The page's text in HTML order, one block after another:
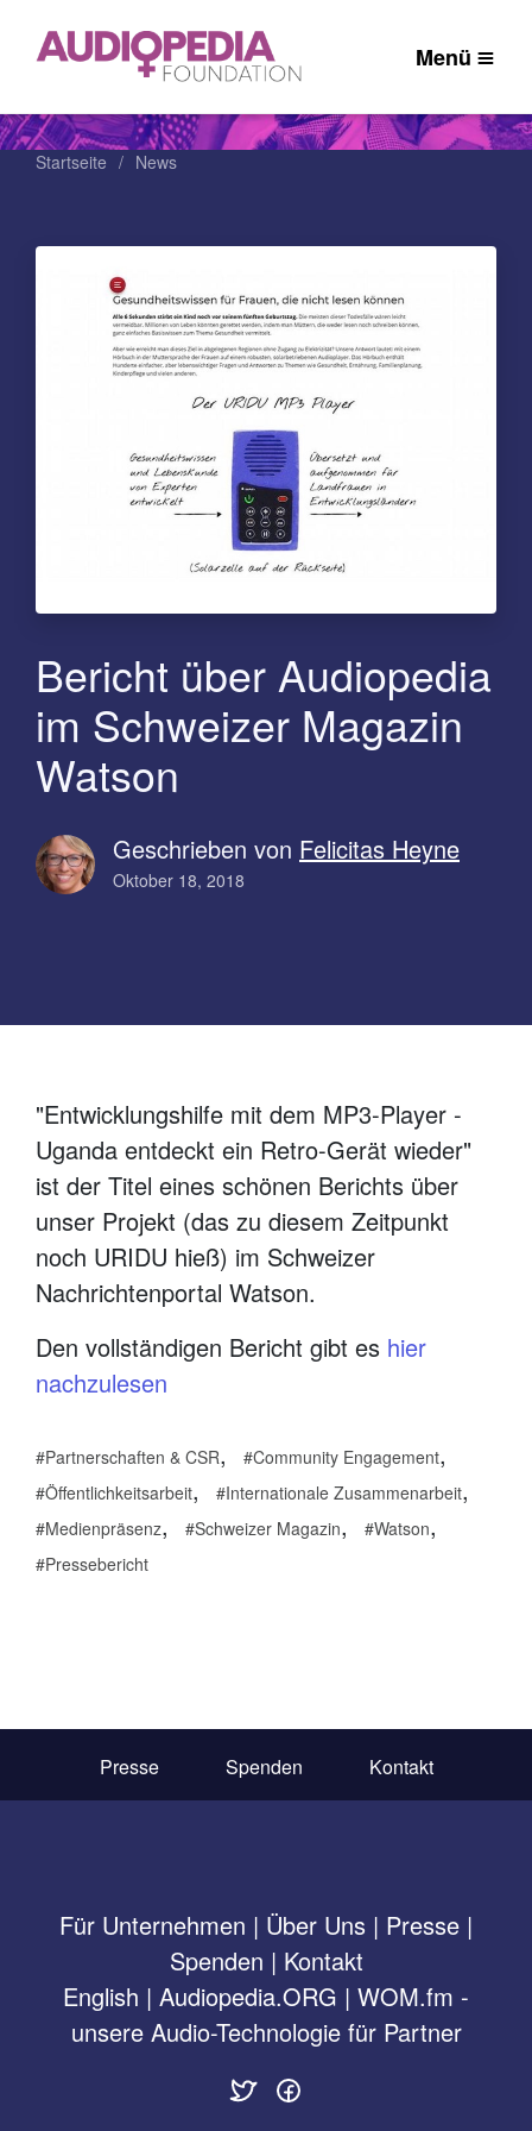
Menü
Startseite News
Bericht über Audiopedia
im Schweizer Magazin
Watson
Geschrieben von Felicitas Heyne
Oktober 18, 2018
"Entwicklungshilfe mit dem MP3-Player -
Uganda entdeckt ein Retro-Gerät wieder"
ist der Titel eines schönen Berichts über
unser Projekt (das zu diesem Zeitpunkt
noch URIDU hieß) im Schweizer
Nachrichtenportal Watson.
Den vollständigen Bericht gibt es hier
nachzulesen
Partnerschaften & CSR, Community Engagement,
Öffentlichkeitsarbeit, Internationale Zusammenarbeit,
Medienpräsenz, Schweizer Magazin, Watson,
Pressebericht
Presse Spenden Kontakt
Für Unternehmen | Über Uns | Presse |
Spenden | Kontakt
English | Audiopedia.ORG | WOM.fm -
unsere Audio-Technologie für Partner